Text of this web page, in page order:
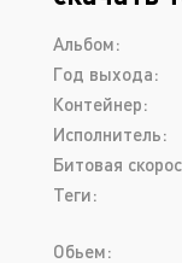
Альбом:
Год выхода:
Контейнер:
Исполнитель:
Битовая
Теги:
Обьем: